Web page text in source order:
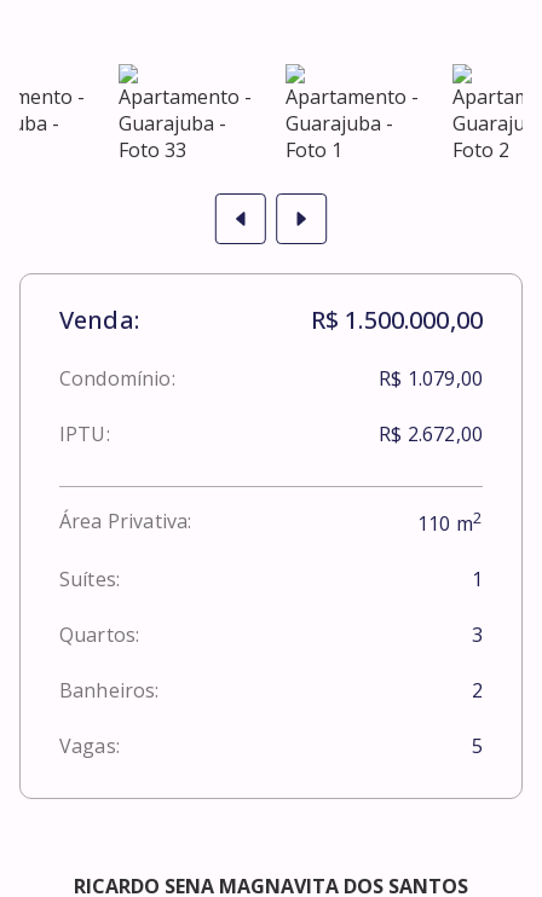
Venda: R$ 1.500.000,00
Condomínio: R$ 1.079,00
IPTU: R$ 2.672,00
Área Privativa: 110 m2
Suítes: 1
Quartos: 3
Banheiros: 2
Vagas: 5
RICARDO SENA MAGNAVITA DOS SANTOS